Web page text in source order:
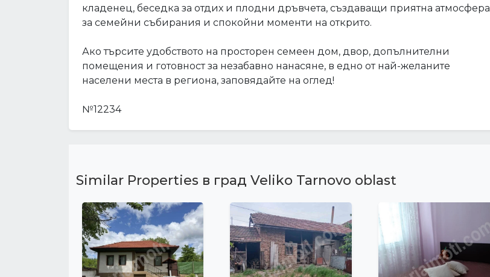
кладенец, беседка за отдих и плодни дръвчета, създаващи приятна атмосфера
за семейни събирания и спокойни моменти на открито.
Ако търсите удобството на просторен семеен дом, двор, допълнителни
помещения и готовност за незабавно нанасяне, в едно от най-желаните
населени места в региона, заповядайте на оглед!
№12234
Similar Properties в град Veliko Tarnovo oblast